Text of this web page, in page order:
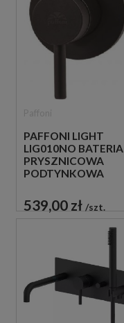
PAFFONI LIGHT
LIG010NO BATERIA
PRYSZNICOWA
PODTYNKOWA
CZARNA
539,00 zł szt.